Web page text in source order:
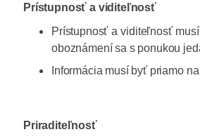
Prístupnosť a viditeľnosť
Prístupnosť a viditeľnosť
oboznámení sa s ponukou
Informácia musí byť priamo
Priraditeľnosť